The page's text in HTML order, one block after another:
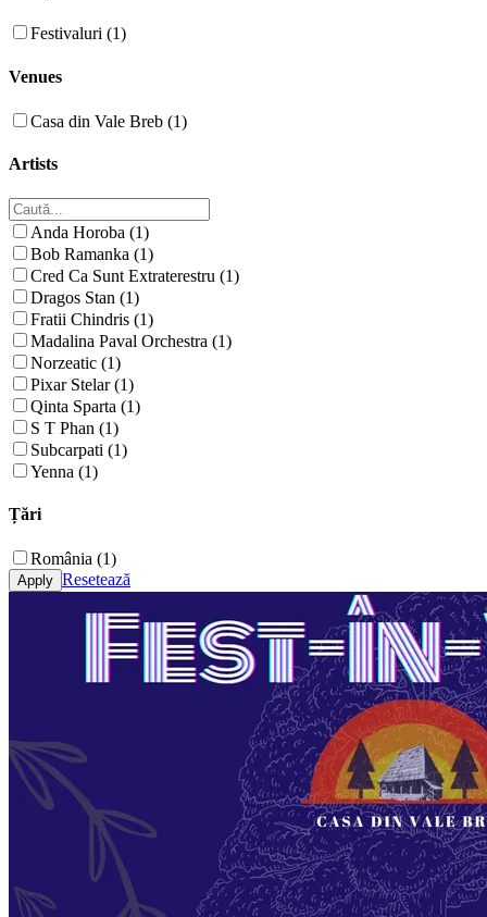
Festivaluri (1)
Venues
Casa din Vale Breb (1)
Artists
Anda Horoba (1)
Bob Ramanka (1)
Cred Ca Sunt Extraterestru (1)
Dragos Stan (1)
Fratii Chindris (1)
Madalina Paval Orchestra (1)
Norzeatic (1)
Pixar Stelar (1)
Qinta Sparta (1)
S T Phan (1)
Subcarpati (1)
Yenna (1)
Țări
România (1)
Resetează